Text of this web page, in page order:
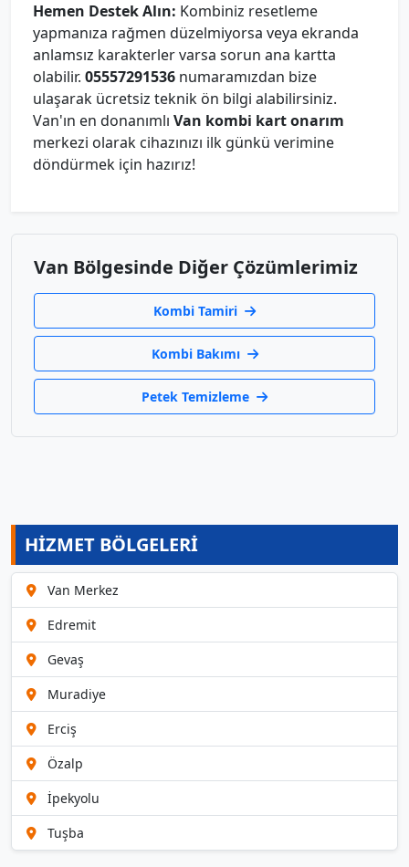
Hemen Destek Alın: Kombiniz resetleme
yapmanıza rağmen düzelmiyorsa veya ekranda
anlamsız karakterler varsa sorun ana kartta
olabilir. 05557291536 numaramızdan bize
ulaşarak ücretsiz teknik ön bilgi alabilirsiniz.
Van'ın en donanımlı Van kombi kart onarım
merkezi olarak cihazınızı ilk günkü verimine
döndürmek için hazırız!
Van Bölgesinde Diğer Çözümlerimiz
Kombi Tamiri
Kombi Bakımı
Petek Temizleme
HİZMET BÖLGELERİ
Van Merkez
Edremit
Gevaş
Muradiye
Erciş
Özalp
İpekyolu
Tuşba